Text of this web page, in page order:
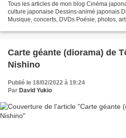
Tous les articles de mon blog Cinéma
culture japonaise Dessins-animé japonais
Musique, concerts, DVDs Poésie, photos,
Carte géante (diorama) de
Nishino
Publié le 18/02/2022 à 19:24
Par David Yukio